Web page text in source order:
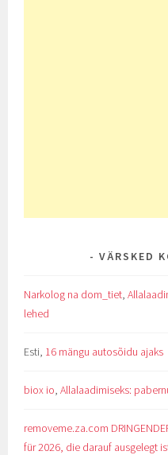
VÄRSKED
Narkolog na dom_tiet,
lehed
Esti, 16 mängu autosõidu ajaks
biox io,Allalaadimiseks:
removeme.za.com
für 2026, die darauf ausgelegt